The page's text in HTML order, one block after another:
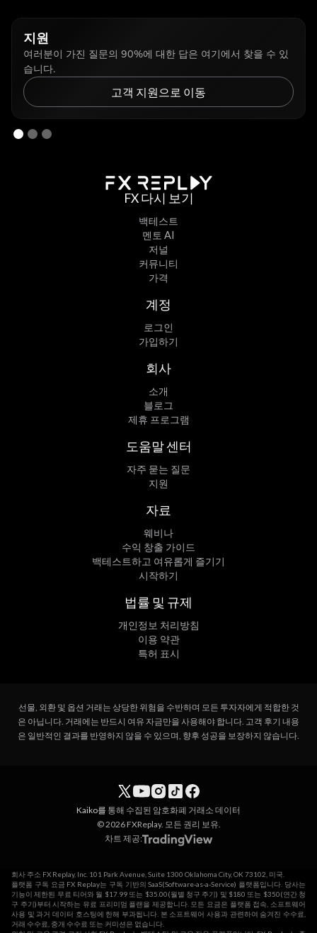
지원
여러분이 가진 질문의 90%에 대한 답은 여기에서 찾을 수 있
습니다.
고객 지원으로 이동
FX 다시 보기
백테스트
멘토 AI
저널
커뮤니티
가격
계정
로그인
가입하기
회사
소개
블로그
제휴 프로그램
도움말 센터
자주 묻는 질문
지원
자료
웨비나
수익 창출 가이드
백테스트하고 여유롭게 즐기기
시작하기
법률 및 규제
개인정보 처리방침
이용 약관
특허 표시
선물, 외환 및 옵션 거래는 상당한 위험을 수반하며 모든 투자자에게 적합한 것
은 아닙니다. 거래에는 반드시 여유 자금만을 사용해야 합니다. 고객 후기 내용
은 일반적인 결과를 반영하지 않을 수 있으며, 향후 성공을 보장하지 않습니다.
Kaiko를 통해 수집된 암호화폐 거래소 데이터
© 2026 FXReplay. 모든 권리 보유.
차트 제공:
회사 주소 FX Replay, Inc. 101 Park Avenue, Suite 1300 Oklahoma City, OK 73102, 미국.
플랫폼 구독 요금 FX Replay는 구독 기반의 SaaS(Software-as-a-Service) 플랫폼입니다. 당사는
기능이 제한된 무료 티어와 월 $17.99 또는 $35.00(월별 청구 주기) 및 $180 또는 $350(연간 청
구 주기)부터 시작하는 유료 프리미엄 플랜을 제공합니다. 모든 요금은 플랫폼 접속, 소프트웨어
사용 및 과거 데이터 호스팅에 한해 부과됩니다. 본 소프트웨어 사용과 관련하여 숨겨진 수수료,
거래 수수료, 중개 수수료 또는 커미션은 없습니다.